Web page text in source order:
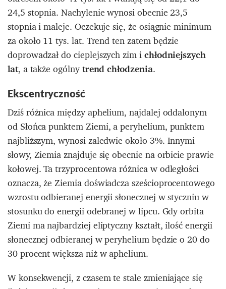
24,5 stopnia.Nachylenie wynosi obecnie 23,5
stopnia i maleje. Oczekuje się, że osiągnie minimum
za około 11 tys. lat. Trend ten zatem będzie
doprowadzał docieplejszych zim ichłodniejszych
lat, a także ogólnytrend chłodzenia.
Ekscentryczność
Dziś różnica między aphelium, najdalej oddalonym
od Słońca punktem Ziemi, a peryhelium, punktem
najbliższym, wynosi zaledwie około 3%. Innymi
słowy, Ziemia znajduje się obecnie na orbicie prawie
kołowej.Ta trzyprocentowa różnica w odległości
oznacza, że ​​Ziemia doświadcza sześcioprocentowego
wzrostu odbieranej energii słonecznej w styczniu w
stosunku do energii odebranej w lipcu.Gdy orbita
Ziemi ma najbardziej eliptyczny kształt, ilość energii
słonecznej odbieranej w peryhelium będzie o 20 do
30 procent większa niż w aphelium.
W konsekwencji, z czasem te stale zmieniające się